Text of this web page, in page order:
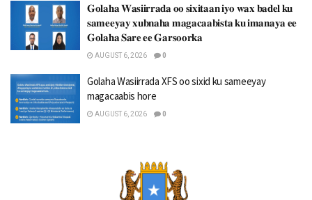
𝐆𝐨𝐥𝐚𝐡𝐚 𝐖𝐚𝐬𝐢𝐢𝐫𝐫𝐚𝐝𝐚 𝐨𝐨 𝐬𝐢𝐱𝐢𝐭𝐚𝐚𝐧 𝐢𝐲𝐨 𝐰𝐚𝐱 𝐛𝐚𝐝𝐞𝐥 𝐤𝐮
𝐬𝐚𝐦𝐞𝐞𝐲𝐚𝐲 𝐱𝐮𝐛𝐧𝐚𝐡𝐚 𝐦𝐚𝐠𝐚𝐜𝐚𝐚𝐛𝐢𝐬𝐭𝐚 𝐤𝐮 𝐢𝐦𝐚𝐧𝐚𝐲𝐚 𝐞𝐞
𝐆𝐨𝐥𝐚𝐡𝐚 𝐒𝐚𝐫𝐞 𝐞𝐞 𝐆𝐚𝐫𝐬𝐨𝐨𝐫𝐤𝐚
AUGUST 6, 2026 0
Golaha Wasiirrada XFS oo sixid ku sameeyay
magacaabis hore
AUGUST 6, 2026 0